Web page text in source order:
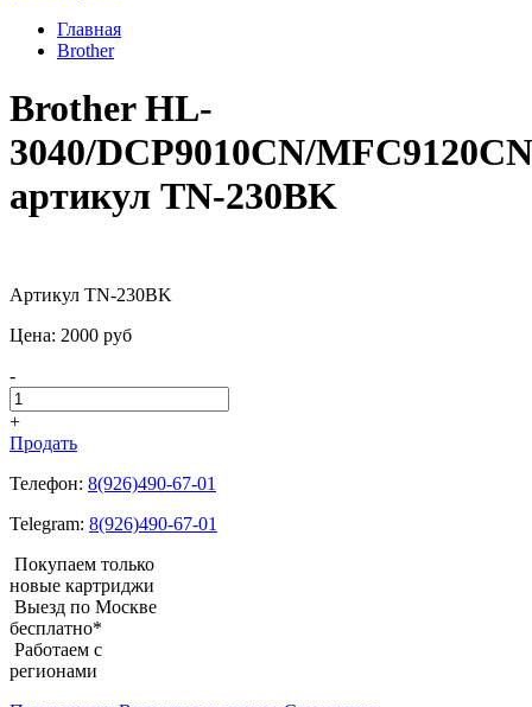
Главная
Brother
Brother HL-
3040/DCP9010CN/
артикул TN-230BK
Артикул TN-230BK
Цена: 2000 pуб
-
+
Продать
Телефон: 8(926)490-67-01
Telegram: 8(926)490-67-01
Покупаем только
новые картриджи
Выезд по Москве
бесплатно*
Работаем с
регионами